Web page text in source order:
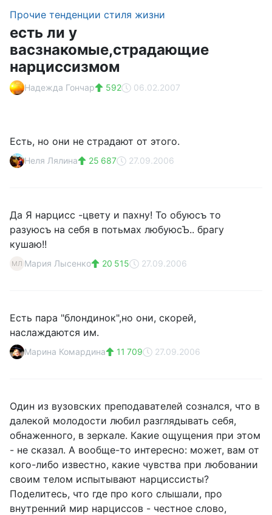
Прочие тенденции стиля жизни
есть ли у
васзнакомые,страдающие
нарциссизмом
Надежда Гончар 592 06.02.2007
Есть, но они не страдают от этого.
Неля Лялина 25 687 27.09.2006
Да Я нарцисс -цвету и пахну! То обуюсъ то
разуюсъ на себя в потьмах любуюсЪ.. брагу
кушаю!!
МЛ Мария Лысенко 20 515 27.09.2006
Есть пара "блондинок",но они, скорей,
наслаждаются им.
Марина Комардина 11 709 27.09.2006
Один из вузовских преподавателей сознался, что в
далекой молодости любил разглядывать себя,
обнаженного, в зеркале. Какие ощущения при этом
- не сказал. А вообще-то интересно: может, вам от
кого-либо известно, какие чувства при любовании
своим телом испытывают нарциссисты?
Поделитесь, что где про кого слышали, про
внутренний мир нарциссов - честное слово,